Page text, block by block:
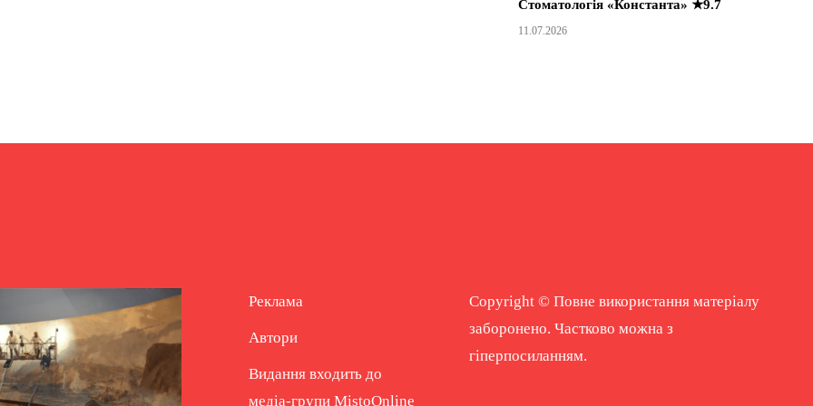
Стоматологія «Константа» ★9.7
11.07.2026
Реклама
Автори
Видання входить до
медіа-групи MistoOnline
Copyright © Повне використання матеріалу
заборонено. Частково можна з
гіперпосиланням.